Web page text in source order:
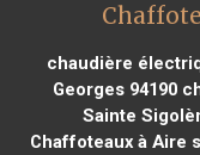
chaudière
Georges 94190
Sainte
Chaffoteaux à Aire